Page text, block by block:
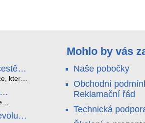
ze
která
na
a
°C a
naši
Mohlo by vás
Naše pobočky
Obchodní
Reklamační řád
Technická